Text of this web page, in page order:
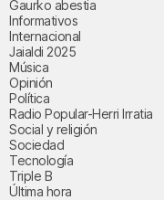
Gaurko abestia
Informativos
Internacional
Jaialdi 2025
Música
Opinión
Política
Radio Popular-Herri Irratia
Social y religión
Sociedad
Tecnología
Triple B
Última hora